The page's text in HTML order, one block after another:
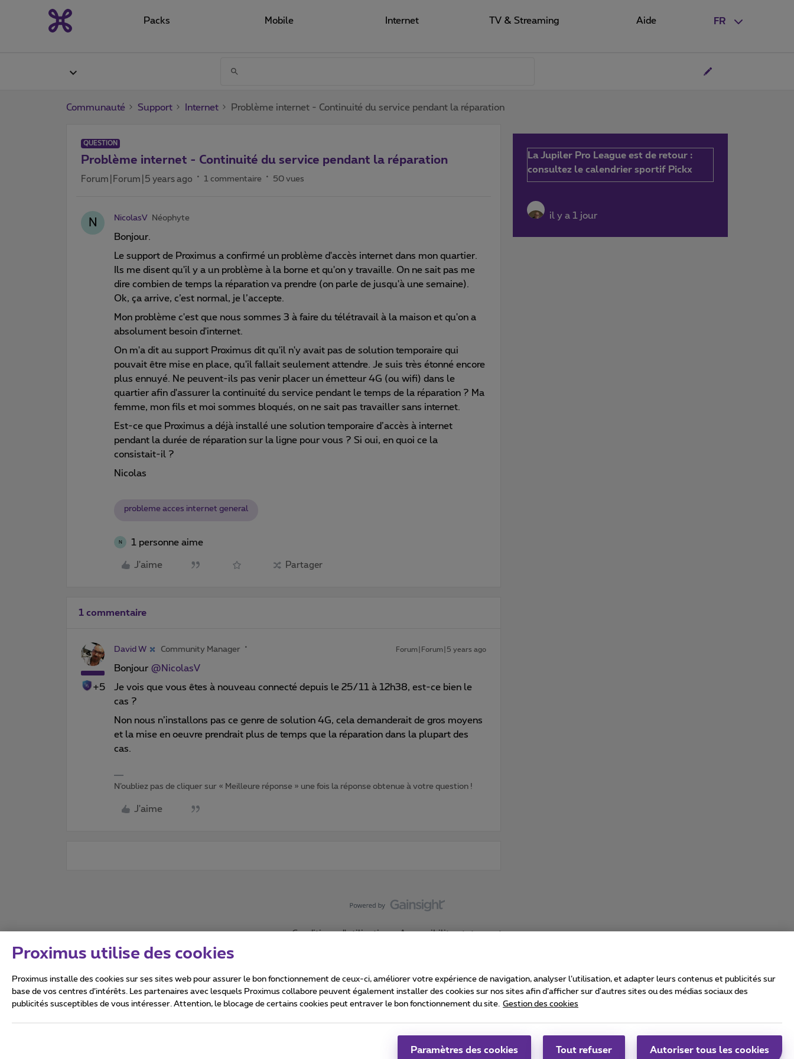
FR
Packs Mobile Internet TV & Streaming Aide
Communauté Support Internet Problème internet - Continuité du service pendant la réparation
QUESTION
Problème internet - Continuité du service pendant la réparation
Forum|Forum|5 years ago 1 commentaire 50 vues
N NicolasV Néophyte
Bonjour.
Le support de Proximus a confirmé un problème d'accès internet dans mon quartier.
Ils me disent qu'il y a un problème à la borne et qu'on y travaille. On ne sait pas me
dire combien de temps la réparation va prendre (on parle de jusqu'à une semaine).
Ok, ça arrive, c’est normal, je l’accepte.
Mon problème c'est que nous sommes 3 à faire du télétravail à la maison et qu'on a
absolument besoin d'internet.
On m'a dit au support Proximus dit qu'il n'y avait pas de solution temporaire qui
pouvait être mise en place, qu'il fallait seulement attendre. Je suis très étonné encore
plus ennuyé. Ne peuvent-ils pas venir placer un émetteur 4G (ou wifi) dans le
quartier afin d'assurer la continuité du service pendant le temps de la réparation ? Ma
femme, mon fils et moi sommes bloqués, on ne sait pas travailler sans internet.
Est-ce que Proximus a déjà installé une solution temporaire d’accès à internet
pendant la durée de réparation sur la ligne pour vous ? Si oui, en quoi ce la
consistait-il ?
Nicolas
probleme acces internet general
N 1 personne aime
J'aime Partager
1 commentaire
+5
David W Community Manager Forum|Forum|5 years ago
Bonjour @NicolasV
Je vois que vous êtes à nouveau connecté depuis le 25/11 à 12h38, est-ce bien le
cas ?
Non nous n’installons pas ce genre de solution 4G, cela demanderait de gros moyens
et la mise en oeuvre prendrait plus de temps que la réparation dans la plupart des
cas.
N’oubliez pas de cliquer sur « Meilleure réponse » une fois la réponse obtenue à votre question !
J'aime
La Jupiler Pro League est de retour :
consultez le calendrier sportif Pickx
il y a 1 jour
Conditions d'utilisation Accessibility statement
Tous droits réservés. ©2026Proximus
Carrier & Wholesale Solutions
Proximus Group
|
Proximus utilise des cookies
Proximus installe des cookies sur ses sites web pour assurer le bon fonctionnement de ceux-ci, améliorer votre expérience de navigation, analyser l’utilisation, et adapter leurs contenus et publicités sur
base de vos centres d’intérêts. Les partenaires avec lesquels Proximus collabore peuvent également installer des cookies sur nos sites afin d’afficher sur d'autres sites ou des médias sociaux des
publicités susceptibles de vous intéresser. Attention, le blocage de certains cookies peut entraver le bon fonctionnement du site. Gestion des cookies
Paramètres des cookies Tout refuser Autoriser tous les cookies